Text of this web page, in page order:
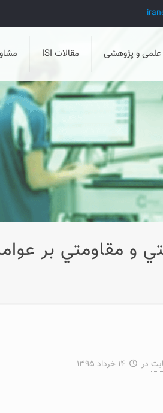
علمی و پژوهشی مقالات ISI
و مقاومتي بر
در ۱۴ خرداد ۱۳۹۵